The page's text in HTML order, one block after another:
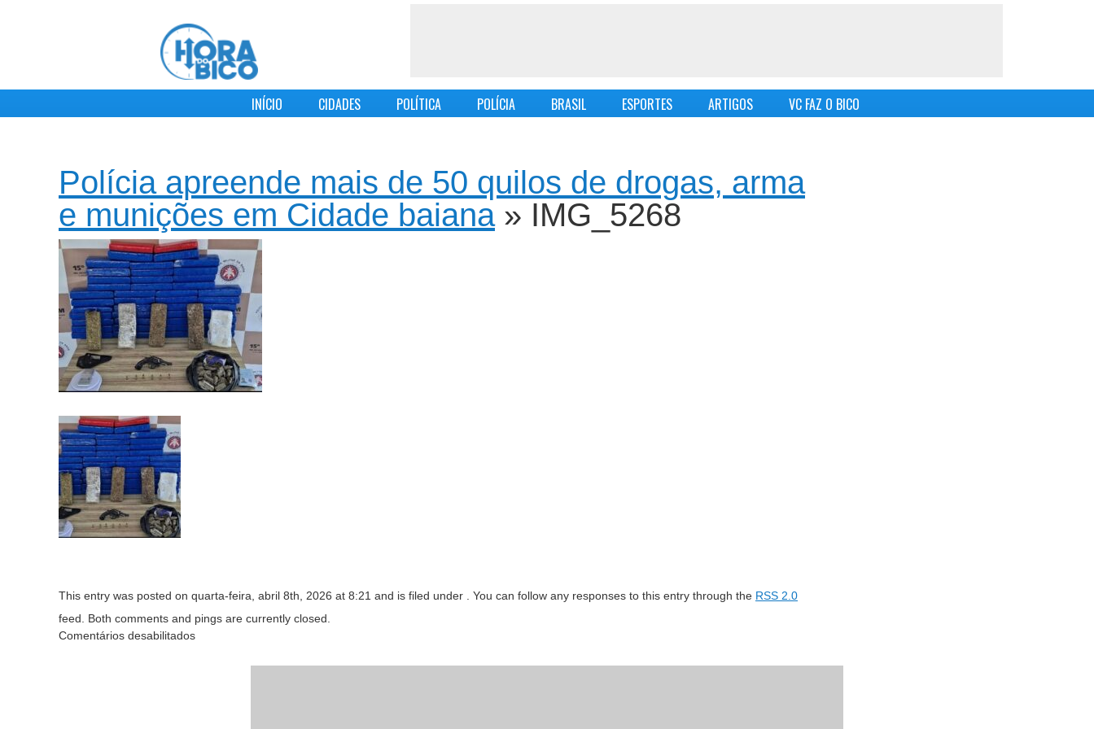
INÍCIO CIDADES POLÍTICA POLÍCIA BRASIL ESPORTES ARTIGOS VC FAZ O BICO
Polícia apreende mais de 50 quilos de drogas, arma
e munições em Cidade baiana» IMG_5268
This entry was posted on quarta-feira, abril 8th, 2026 at 8:21 and is filed under . You can follow any responses to this entry through the RSS 2.0
feed. Both comments and pings are currently closed.
Comentários desabilitados